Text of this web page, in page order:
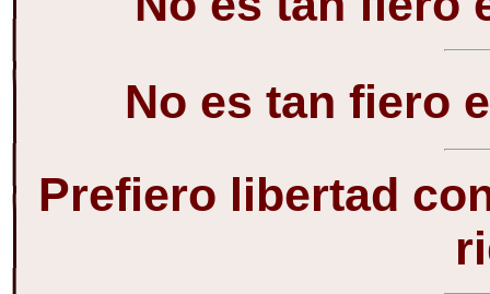
No es tan fiero
Prefiero libertad